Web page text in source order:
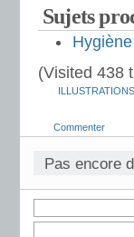
Sujets
(Visited 438
ILLUSTRATIONS
Commenter
Pas encore